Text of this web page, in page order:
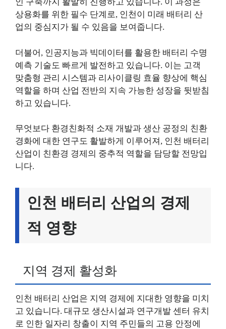
상용화를 위한 필수 단계로, 인천이 미래 배터리 산
업의 중심지가 될 수 있음을 보여줍니다.
더불어, 인공지능과 빅데이터를 활용한 배터리 수명
예측 기술도 빠르게 발전하고 있습니다. 이는 고객
맞춤형 관리 시스템과 리사이클링 효율 향상에 핵심
역할을 하며 산업 전반의 지속 가능한 성장을 뒷받침
하고 있습니다.
무엇보다 환경친화적 소재 개발과 생산 공정의 친환
경화에 대한 연구도 활발하게 이루어져, 인천 배터리
산업이 친환경 경제의 중추적 역할을 담당할 전망입
니다.
인천 배터리 산업의 경제
적 영향
지역 경제 활성화
인천 배터리 산업은 지역 경제에 지대한 영향을 미치
고 있습니다. 대규모 생산시설과 연구개발 센터 유치
로 인한 일자리 창출이 지역 주민들의 고용 안정에